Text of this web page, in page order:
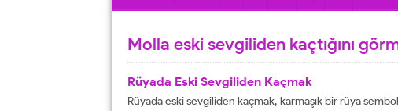
Molla eski sevgiliden kaçtığını
Rüyada Eski Sevgiliden Kaçmak
Rüyada eski sevgiliden kaçmak, karmaşık bir rüya